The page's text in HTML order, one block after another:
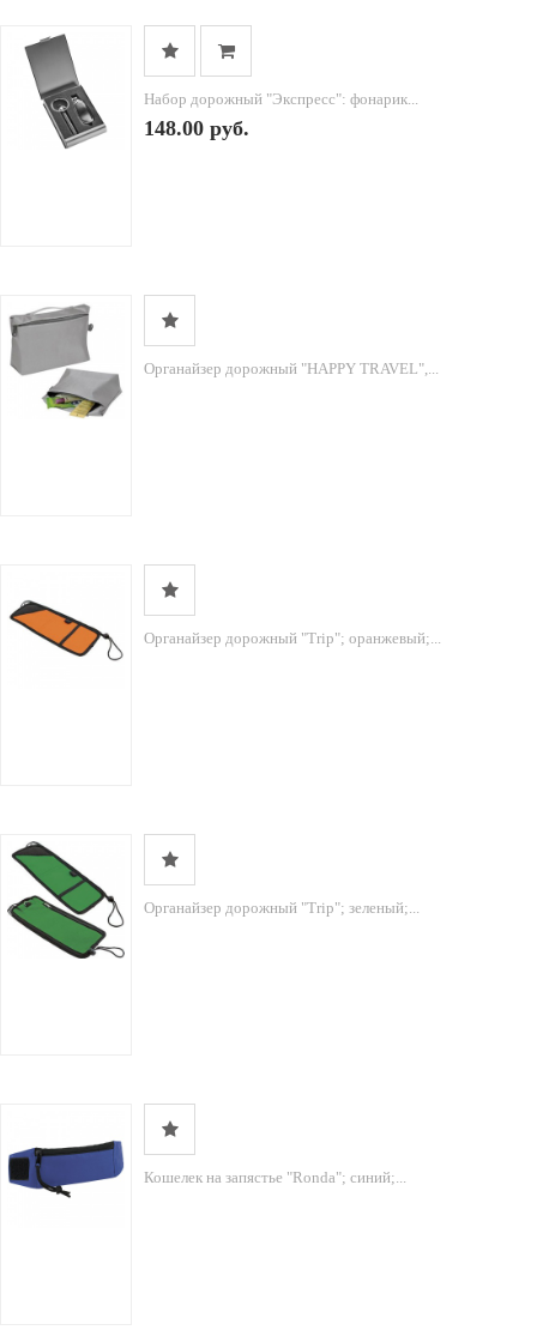
Набор дорожный "Экспресс": фонарик...
148.00 руб.
Органайзер дорожный "HAPPY TRAVEL",...
Органайзер дорожный "Trip"; оранжевый;...
Органайзер дорожный "Trip"; зеленый;...
Кошелек на запястье "Ronda"; синий;...